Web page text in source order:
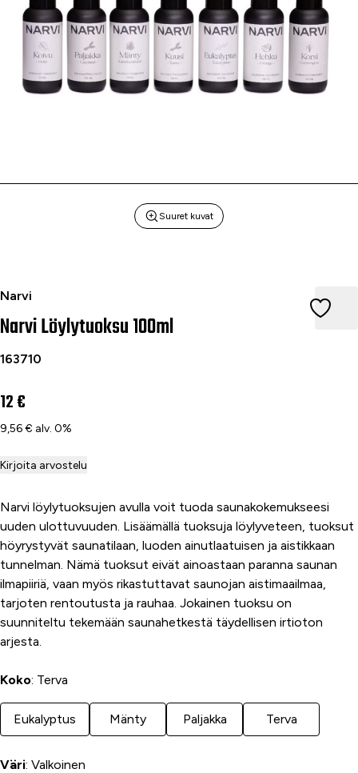
Suuret kuvat
Narvi
Narvi Löylytuoksu 100ml
Narvi Löylytuoksu 100ml
163710
12 €
9,56 € alv. 0%
Kirjoita arvostelu
Narvi löylytuoksujen avulla voit tuoda saunakokemukseesi
uuden ulottuvuuden. Lisäämällä tuoksuja löylyveteen, tuoksut
höyrystyvät saunatilaan, luoden ainutlaatuisen ja aistikkaan
tunnelman. Nämä tuoksut eivät ainoastaan paranna saunan
ilmapiiriä, vaan myös rikastuttavat saunojan aistimaailmaa,
tarjoten rentoutusta ja rauhaa. Jokainen tuoksu on
suunniteltu tekemään saunahetkestä täydellisen irtioton
arjesta.
Koko: Terva
Eukalyptus Mänty Paljakka Terva
Väri: Valkoinen